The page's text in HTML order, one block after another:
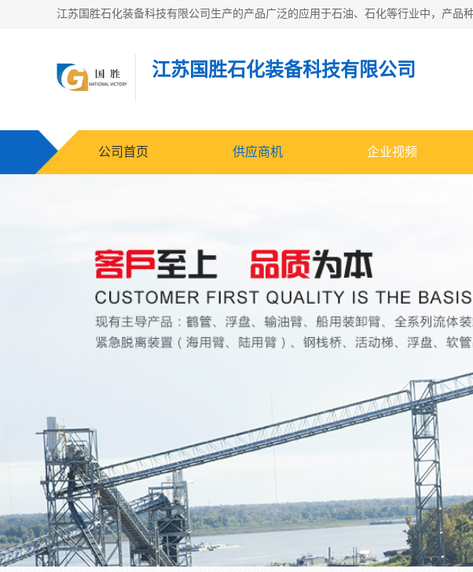
江苏国胜石化装备科技有限公司
公司首页 供应商机 企业视频